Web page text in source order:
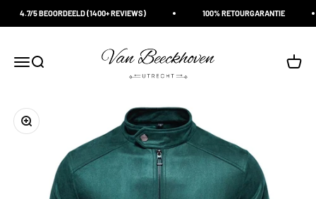
4.7/5 BEOORDEELD (1400+ REVIEWS) 100% RETOURGARANTIE
Navigatiemenu openen
Zoeken openen
Van Beeckhoven Utrecht
In-/uitzoomen